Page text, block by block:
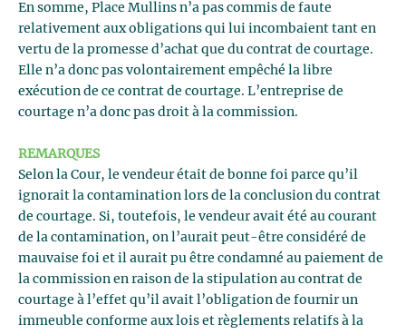
En somme, Place Mullins n’a pas commis de faute
relativement aux obligations qui lui incombaient tant en
vertu de la promesse d’achat que du contrat de courtage.
Elle n’a donc pas volontairement empêché la libre
exécution de ce contrat de courtage. L’entreprise de
courtage n’a donc pas droit à la commission.
REMARQUES
Selon la Cour, le vendeur était de bonne foi parce qu’il
ignorait la contamination lors de la conclusion du contrat
de courtage. Si, toutefois, le vendeur avait été au courant
de la contamination, on l’aurait peut-être considéré de
mauvaise foi et il aurait pu être condamné au paiement de
la commission en raison de la stipulation au contrat de
courtage à l’effet qu’il avait l’obligation de fournir un
immeuble conforme aux lois et règlements relatifs à la